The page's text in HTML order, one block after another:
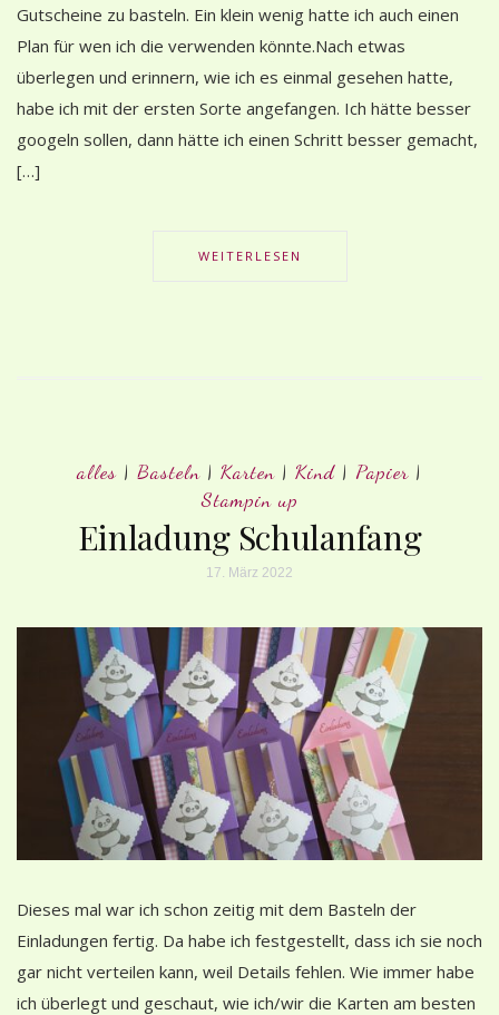
Gutscheine zu basteln. Ein klein wenig hatte ich auch einen
Plan für wen ich die verwenden könnte.Nach etwas
überlegen und erinnern, wie ich es einmal gesehen hatte,
habe ich mit der ersten Sorte angefangen. Ich hätte besser
googeln sollen, dann hätte ich einen Schritt besser gemacht,
[…]
WEITERLESEN
alles | Basteln | Karten | Kind | Papier |
Stampin up
Einladung Schulanfang
17. März 2022
Dieses mal war ich schon zeitig mit dem Basteln der
Einladungen fertig. Da habe ich festgestellt, dass ich sie noch
gar nicht verteilen kann, weil Details fehlen. Wie immer habe
ich überlegt und geschaut, wie ich/wir die Karten am besten